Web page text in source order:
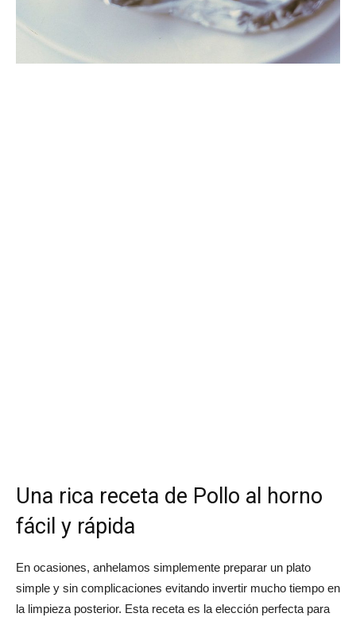
Una rica receta de Pollo al horno
fácil y rápida
En ocasiones, anhelamos simplemente preparar un plato
simple y sin complicaciones evitando invertir mucho tiempo en
la limpieza posterior. Esta receta es la elección perfecta para